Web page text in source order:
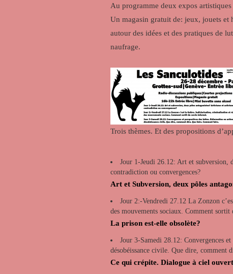
Au programme deux expos
Un magasin gratuit de: jeux, jouets et
autour des idées et des pratiques de
naufrage.
Trois thèmes. Et des propositions
Jour 1-Jeudi 26.12: Art et subversion,
contradiction ou convergences?
Art et Subversion, deux pôles
Jour 2:-Vendredi 27.12 La Zonzon
des mouvements sociaux. Comment
La prison est-elle obsolète?
Jour 3-Samedi 28.12: Convergences
désobéissance civile. Que dire, comment
Ce qui crépite. Dialogue à ciel